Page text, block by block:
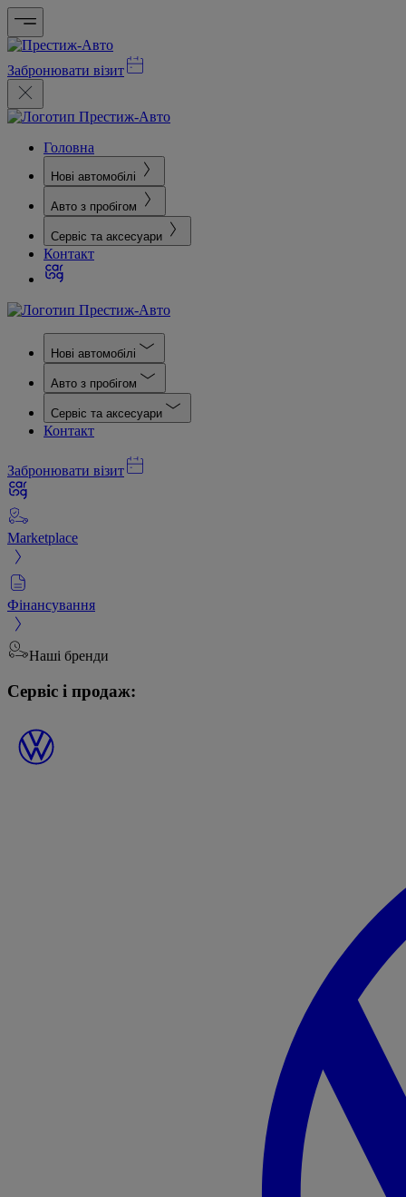
Забронювати візит
Головна
Нові автомобілі
Авто з пробігом
Сервіс та аксесуари
Контакт
Нові автомобілі
Авто з пробігом
Сервіс та аксесуари
Контакт
Забронювати візит
Marketplace
Фінансування
Наші бренди
Сервіс і продаж: